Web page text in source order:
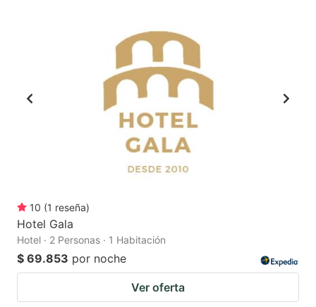
10 (1 reseña)
Hotel Gala
Hotel · 2 Personas · 1 Habitación
$ 69.853 por noche
Ver oferta